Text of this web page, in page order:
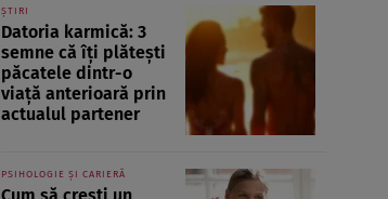
ȘTIRI
Datoria karmică: 3
semne că îți plătești
păcatele dintr-o
viață anterioară prin
actualul partener
PSIHOLOGIE ȘI CARIERĂ